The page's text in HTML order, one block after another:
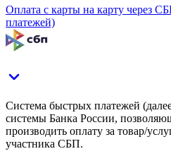
Оплата с карты на карту через
платежей)
Система быстрых платежей
системы Банка России,
производить оплату за товар/
участника СБП.